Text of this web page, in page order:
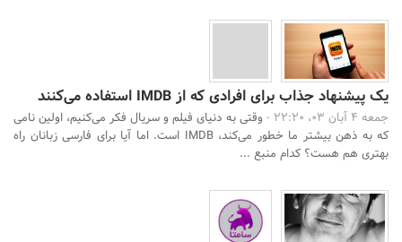
یک پیشنهاد جذاب برای افرادی که از IMDB استفاده می‌کنند
جمعه 4 آبان 03، 22:20 -
وقتی به دنیای فیلم و سریال فکر می‌کنیم، اولین نامی
که به ذهن بیشتر ما خطور می‌کند، IMDB است. اما آیا برای فارسی زبانان راه
بهتری هم هست؟ کدام منبع ...